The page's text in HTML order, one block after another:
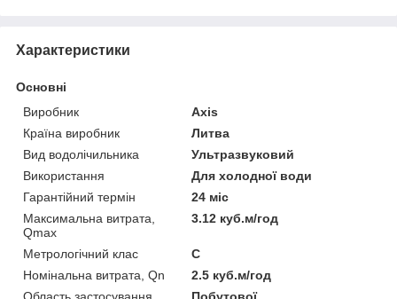
Характеристики
Основні
Виробник
Axis
Країна виробник
Литва
Вид водолічильника
Ультразвуковий
Використання
Для холодної води
Гарантійний термін
24 міс
Максимальна витрата,
Qmax
3.12 куб.м/год
Метрологічний клас
С
Номінальна витрата, Qn
2.5 куб.м/год
Область застосування
Побутової